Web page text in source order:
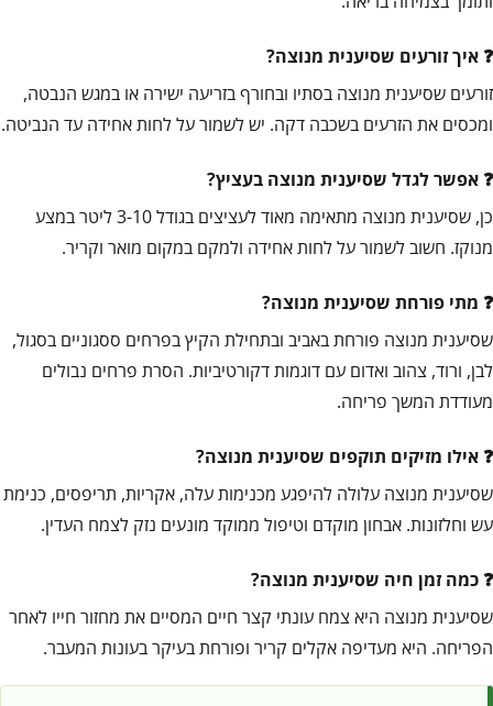
איך זורעים שסיענית מנוצה?
זורעים שסיענית מנוצה בסתיו ובחורף בזריעה ישירה או במגש הנבטה,
ומכסים את הזרעים בשכבה דקה. יש לשמור על לחות אחידה עד הנביטה.
אפשר לגדל שסיענית מנוצה בעציץ?
כן, שסיענית מנוצה מתאימה מאוד לעציצים בגודל 3-10 ליטר במצע
מנוקז. חשוב לשמור על לחות אחידה ולמקם במקום מואר וקריר.
מתי פורחת שסיענית מנוצה?
שסיענית מנוצה פורחת באביב ובתחילת הקיץ בפרחים ססגוניים בסגול,
לבן, ורוד, צהוב ואדום עם דוגמות דקורטיביות. הסרת פרחים נבולים
מעודדת המשך פריחה.
אילו מזיקים תוקפים שסיענית מנוצה?
שסיענית מנוצה עלולה להיפגע מכנימות עלה, אקריות, תריפסים, כנימת
עש וחלזונות. אבחון מוקדם וטיפול ממוקד מונעים נזק לצמח העדין.
כמה זמן חיה שסיענית מנוצה?
שסיענית מנוצה היא צמח עונתי קצר חיים המסיים את מחזור חייו לאחר
הפריחה. היא מעדיפה אקלים קריר ופורחת בעיקר בעונות המעבר.